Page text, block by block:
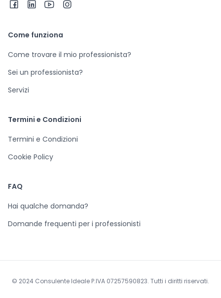
Come funziona
Come trovare il mio professionista?
Sei un professionista?
Servizi
Termini e Condizioni
Termini e Condizioni
Cookie Policy
FAQ
Hai qualche domanda?
Domande frequenti per i professionisti
© 2024 Consulente Ideale P.IVA 07257590823. Tutti i diritti riservati.